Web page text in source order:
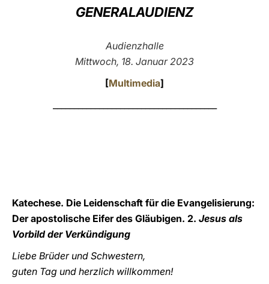
中文
GENERALAUDIENZ
Audienzhalle
Mittwoch, 18. Januar 2023
[Multimedia]
Katechese. Die Leidenschaft für die Evangelisierung:
Der apostolische Eifer des Gläubigen. 2. Jesus als
Vorbild der Verkündigung
Liebe Brüder und Schwestern,
guten Tag und herzlich willkommen!